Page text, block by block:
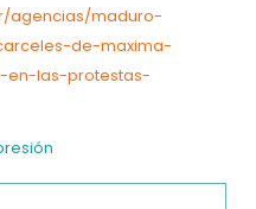
agencias/maduro-
de-maxima-
en-las-protestas-